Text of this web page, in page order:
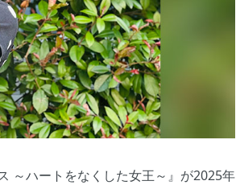
～ハートをなくした女王～』が2025年